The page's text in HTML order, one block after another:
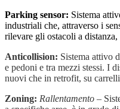
Parking sensor: Sistema
industriali che, attraverso i
rilevare gli ostacoli a
Anticollision: Sistema attivo
e pedoni e tra mezzi stessi. I
nuovi che in retrofit, su
Zoning: Rallentamento –